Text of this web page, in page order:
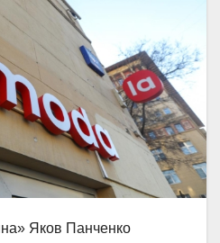
Яков Панченко